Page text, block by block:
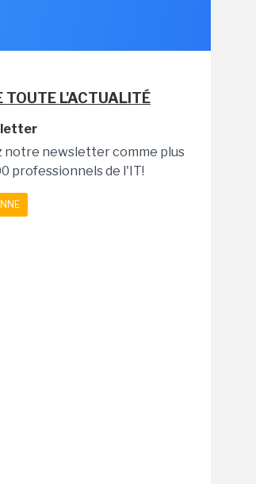
TOUTE L'ACTUALITÉ
notre newsletter comme plus
professionnels de l'IT!